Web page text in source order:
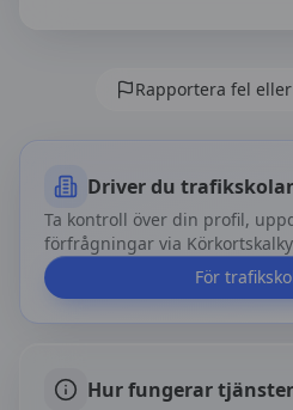
Rapportera fel
Driver du
Ta kontroll över din profil,
förfrågningar via
För
Hur fungerar